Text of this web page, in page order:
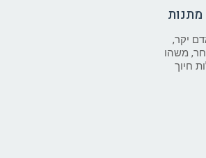
יקר,
משהו
חיוך